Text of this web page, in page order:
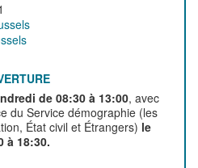
de 08:30 à 13:00, avec
du Service démographie (les
État civil et Étrangers) le
à 18:30.